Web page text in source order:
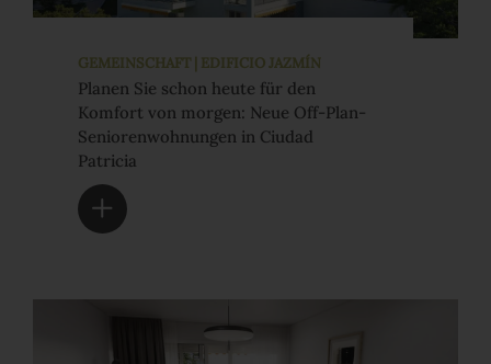
GEMEINSCHAFT | EDIFICIO JAZMÍN
Planen Sie schon heute für den
Komfort von morgen: Neue Off-Plan-
Seniorenwohnungen in Ciudad
Patricia